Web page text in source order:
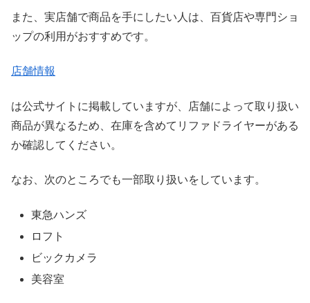
また、実店舗で商品を手にしたい人は、百貨店や専門ショ
ップの利用がおすすめです。
店舗情報
は公式サイトに掲載していますが、店舗によって取り扱い
商品が異なるため、在庫を含めてリファドライヤーがある
か確認してください。
なお、次のところでも一部取り扱いをしています。
東急ハンズ
ロフト
ビックカメラ
美容室